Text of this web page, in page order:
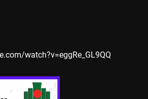
watch?v=eggRe_GL9QQ